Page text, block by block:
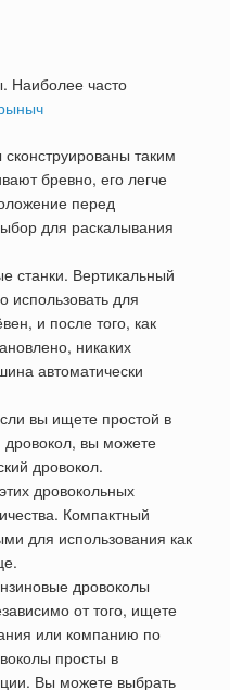
Наиболее часто
таким
бревно, его легче
перед
для раскалывания
станки. Вертикальный
использовать для
и после того, как
никаких
автоматически
вы ищете простой в
дровокол, вы можете
дровокол.
дровокольных
Компактный
для использования как
дровоколы
от того, ищете
или компанию по
просты в
Вы можете выбрать